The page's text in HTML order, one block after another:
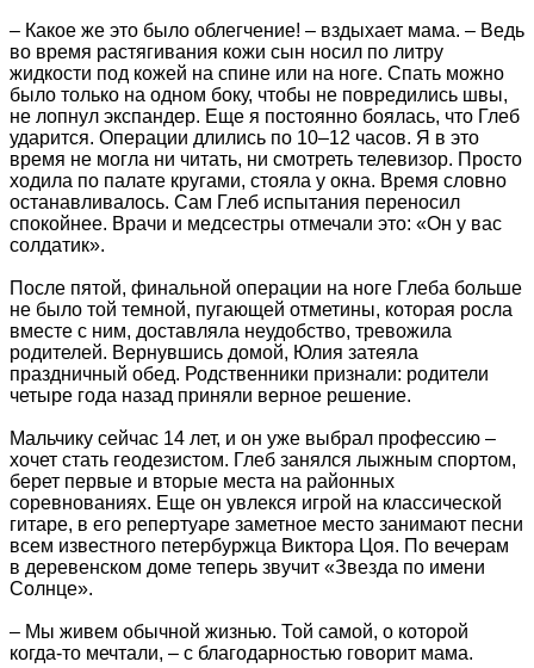
– Какое же это было облегчение! – вздыхает мама. – Ведь
во время растягивания кожи сын носил по литру
жидкости под кожей на спине или на ноге. Спать можно
было только на одном боку, чтобы не повредились швы,
не лопнул экспандер. Еще я постоянно боялась, что Глеб
ударится. Операции длились по 10–12 часов. Я в это
время не могла ни читать, ни смотреть телевизор. Просто
ходила по палате кругами, стояла у окна. Время словно
останавливалось. Сам Глеб испытания переносил
спокойнее. Врачи и медсестры отмечали это: «Он у вас
солдатик».
После пятой, финальной операции на ноге Глеба больше
не было той темной, пугающей отметины, которая росла
вместе с ним, доставляла неудобство, тревожила
родителей. Вернувшись домой, Юлия затеяла
праздничный обед. Родственники признали: родители
четыре года назад приняли верное решение.
Мальчику сейчас 14 лет, и он уже выбрал профессию –
хочет стать геодезистом. Глеб занялся лыжным спортом,
берет первые и вторые места на районных
соревнованиях. Еще он увлекся игрой на классической
гитаре, в его репертуаре заметное место занимают песни
всем известного петербуржца Виктора Цоя. По вечерам
в деревенском доме теперь звучит «Звезда по имени
Солнце».
– Мы живем обычной жизнью. Той самой, о которой
когда-то мечтали, – с благодарностью говорит мама.